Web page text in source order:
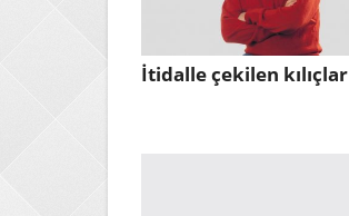
İtidalle çekilen kılıçlar